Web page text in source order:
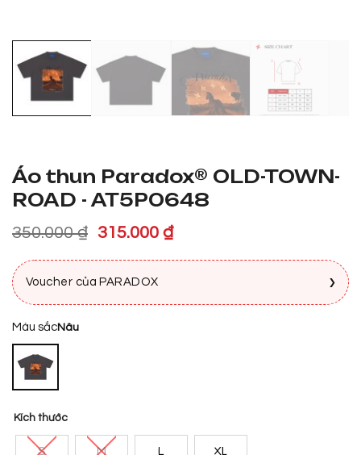
Áo thun Paradox® OLD-TOWN-
ROAD - AT5P0648
350.000₫ Giá
là:
350.000 ₫.
315.000 ₫Giá
tại
315.000 ₫.
Voucher của PARADOX ›
Màu sắcNâu
Kích thước
S M L XL